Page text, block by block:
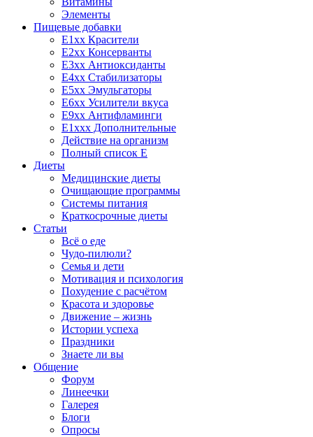
Элементы
Пищевые добавки
E1xx Красители
E2xx Консерванты
E3xx Антиоксиданты
E4xx Стабилизаторы
E5xx Эмульгаторы
E6xx Усилители вкуса
E9xx Антифламинги
E1xxx Дополнительные
Действие на организм
Полный список E
Диеты
Медицинские диеты
Очищающие программы
Системы питания
Краткосрочные диеты
Статьи
Всё о еде
Чудо-пилюли?
Семья и дети
Мотивация и психология
Похудение с расчётом
Красота и здоровье
Движение – жизнь
Истории успеха
Праздники
Знаете ли вы
Общение
Форум
Линеечки
Галерея
Блоги
Опросы